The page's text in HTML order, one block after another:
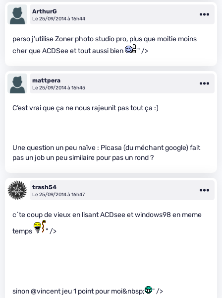
ArthurG
Le 25/09/2014 à 16h44
perso j’utilise Zoner photo studio pro, plus que moitie moins
cher que ACDSee et tout aussi bien
" />
mattpera
Le 25/09/2014 à 16h45
C’est vrai que ça ne nous rajeunit pas tout ça :)
Une question un peu naïve : Picasa (du méchant google) fait
pas un job un peu similaire pour pas un rond ?
trash54
Le 25/09/2014 à 16h47
c´te coup de vieux en lisant ACDsee et windows98 en meme
temps
" />
sinon @vincent jeu 1 point pour moi&nbsp; " />